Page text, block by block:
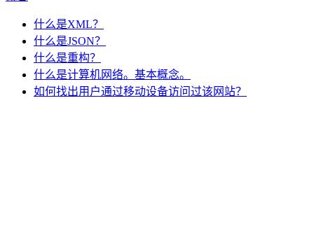
什么是XML？
什么是JSON？
什么是重构？
什么是计算机网络。基本概念。
如何找出用户通过移动设备访问过该网站？